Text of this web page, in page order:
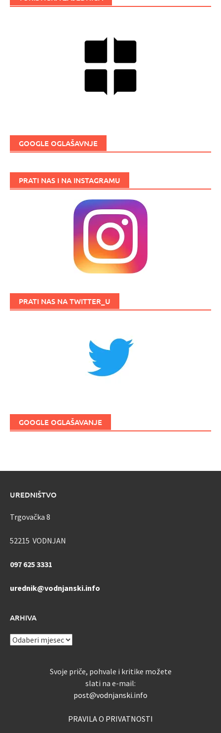
GOOGLE OGLAŠAVNJE
PRATI NAS I NA INSTAGRAMU
PRATI NAS NA TWITTER_U
GOOGLE OGLAŠAVANJE
UREDNIŠTVO
Trgovačka 8
52215 VODNJAN
097 625 3331
urednik@vodnjanski.info
ARHIVA
ARHIVA
Svoje priče, pohvale i kritike možete
slati na e-mail:
post@vodnjanski.info
PRAVILA O PRIVATNOSTI